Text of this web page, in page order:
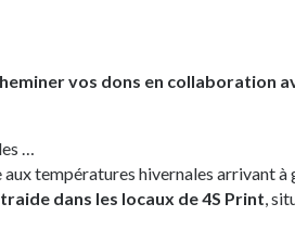
vos dons en collaboration
…
températures hivernales arrivant à
dans les locaux de 4S Print,